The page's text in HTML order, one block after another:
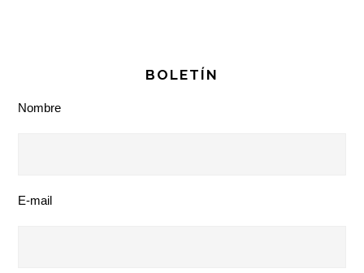
BOLETÍN
Nombre
E-mail